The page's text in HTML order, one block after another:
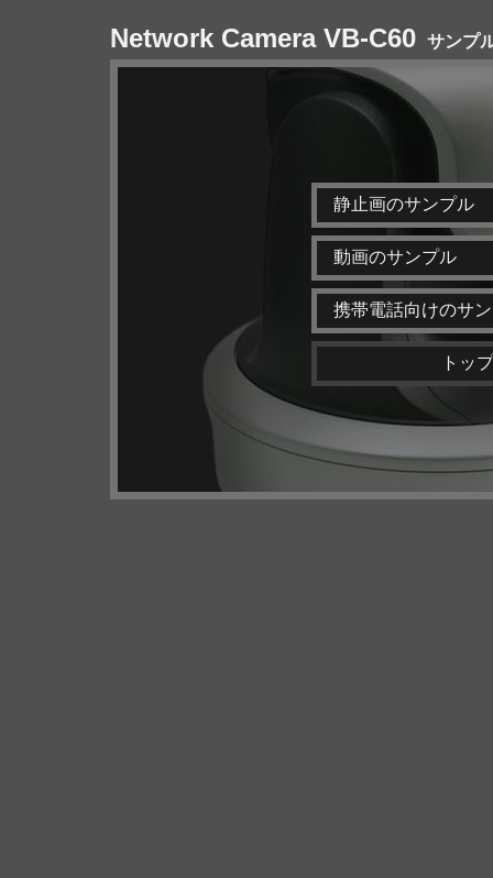
Network Camera VB-C60 サンプ
静止画のサンプル
動画のサンプル
携帯電話向けのサ
トッ